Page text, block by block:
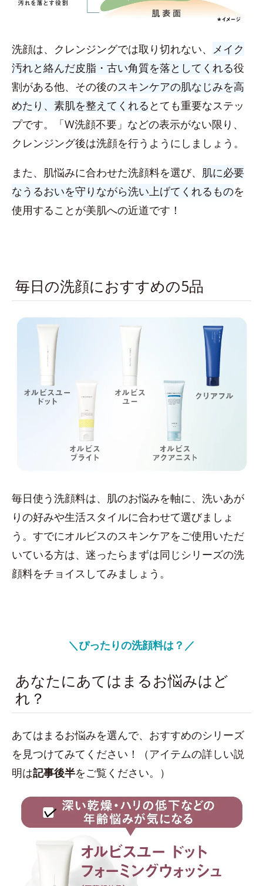
洗顔は、クレンジングでは取り切れない、 メイク
汚れと絡んだ皮脂・古い角質を落としてくれる役
割がある他、その後のスキンケアの肌なじみを高
めたり、素肌を整えてくれる とても重要なステッ
プです。「W洗顔不要」などの表示がない限り、
クレンジング後は洗顔を行うようにしましょう。
また、肌悩みに合わせた洗顔料を選び、 肌に必要
なうるおいを守りながら洗い上げてくれるものを
使用することが美肌への近道です！
毎日の洗顔におすすめの5品
毎日使う洗顔料は、肌のお悩みを軸に、洗いあが
りの好みや生活スタイルに合わせて選びましょ
う。すでにオルビスのスキンケアをご使用いただ
いている方は、迷ったらまずは同じシリーズの洗
顔料をチョイスしてみましょう。
＼ぴったりの洗顔料は？／
あなたにあてはまるお悩みはど
れ？
あてはまるお悩みを選んで、おすすめのシリーズ
を見つけてみてください！（アイテムの詳しい説
明は記事後半をご覧ください。）